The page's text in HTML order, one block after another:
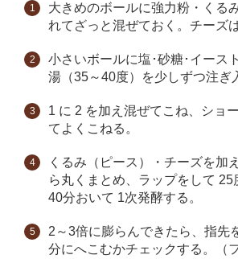
大きめのボールに強力粉・くる
れてざっと混ぜておく。チーズ
小さいボールに塩･砂糖･イース
湯（35～40度）を少しずつ注ぎ
1 に 2 を加え混ぜてこね、ショ
てよくこねる。
くるみ（ピース）・チーズを加
ら丸くまとめ、ラップをして 25
40分おいて 1次発酵する。
2～3倍に膨らんできたら、指先
分にへこむかチェックする。（